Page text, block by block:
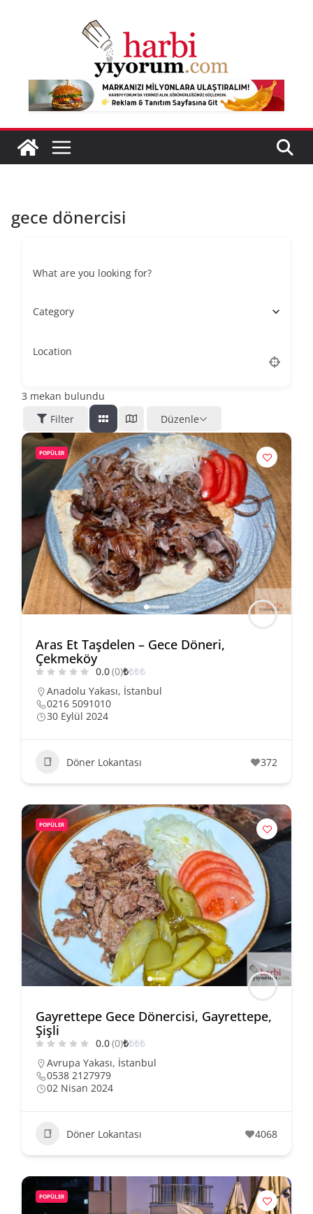
gece dönercisi
What are you looking for?
Category
Location
3 mekan bulundu
Filter
Düzenle
POPÜLER
Aras Et Taşdelen – Gece Döneri,
Çekmeköy
0.0(0)₺₺₺₺
Anadolu Yakası, İstanbul
0216 5091010
30 Eylül 2024
Döner Lokantası 372
POPÜLER
Gayrettepe Gece Dönercisi, Gayrettepe,
Şişli
0.0(0)₺₺₺₺
Avrupa Yakası, İstanbul
0538 2127979
02 Nisan 2024
Döner Lokantası 4068
POPÜLER